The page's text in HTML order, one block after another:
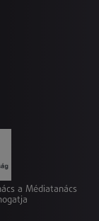
a Médiatanács